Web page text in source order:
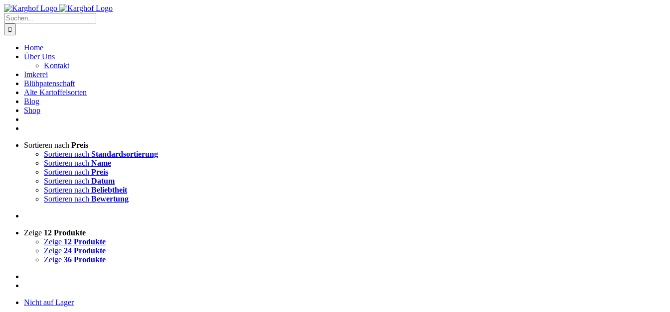
Zum
Inhalt
springen
Instagram
Facebook
Suche
nach:
Home
Über Uns
Kontakt
Imkerei
Blühpatenschaft
Alte Kartoffelsorten
Blog
Shop
Sortieren nach Preis
Sortieren nach Standardsortierung
Sortieren nach Name
Sortieren nach Preis
Sortieren nach Datum
Sortieren nach Beliebtheit
Sortieren nach Bewertung
Zeige 12 Produkte
Zeige 12 Produkte
Zeige 24 Produkte
Zeige 36 Produkte
Nicht auf Lager